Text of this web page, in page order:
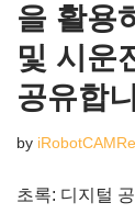
을 활용
및 시운
공유합
by
초록: 디지털